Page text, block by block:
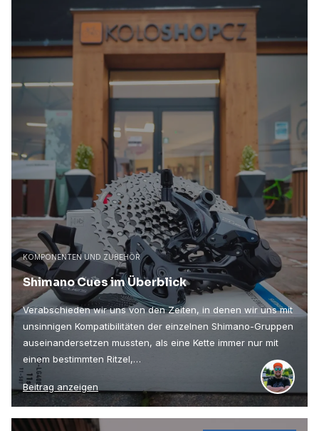
KOMPONENTEN UND ZUBEHÖR
Shimano Cues im Überblick
Verabschieden wir uns von den Zeiten, in denen wir uns mit
unsinnigen Kompatibilitäten der einzelnen Shimano-Gruppen
auseinandersetzen mussten, als eine Kette immer nur mit
einem bestimmten Ritzel,…
Beitrag anzeigen